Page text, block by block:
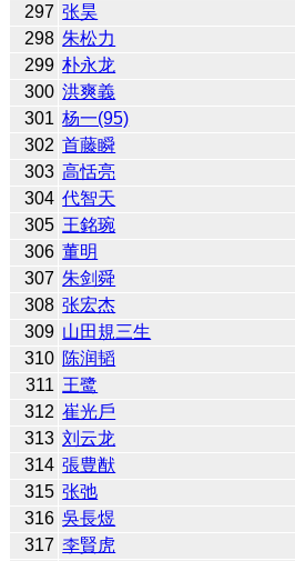
297 张昊
298 朱松力
299 朴永龙
300 洪爽義
301 杨一(95)
302 首藤瞬
303 高恬亮
304 代智天
305 王銘琬
306 董明
307 朱剑舜
308 张宏杰
309 山田規三生
310 陈润韬
311 王鹭
312 崔光戶
313 刘云龙
314 張豊猷
315 张弛
316 吳長煜
317 李賢虎